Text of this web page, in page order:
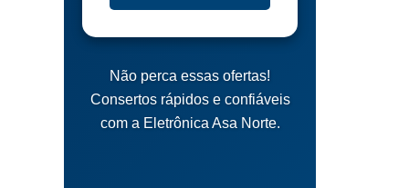
Não perca essas ofertas!
Consertos rápidos e confiáveis
com a Eletrônica Asa Norte.